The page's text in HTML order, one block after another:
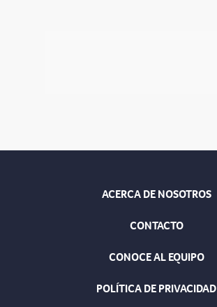
ACERCA DE NOSOTROS
CONTACTO
CONOCE AL EQUIPO
POLÍTICA DE PRIVACIDAD